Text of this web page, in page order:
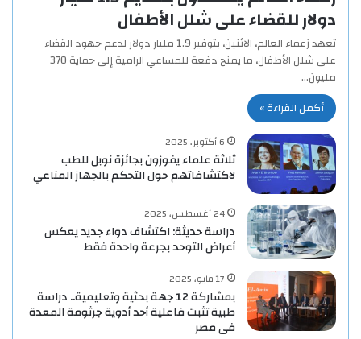
دولار للقضاء على شلل الأطفال
تعهد زعماء العالم، الاثنين، بتوفير 1.9 مليار دولار لدعم جهود القضاء
على شلل الأطفال، ما يمنح دفعة للمساعي الرامية إلى حماية 370
مليون…
أكمل القراءة »
6 أكتوبر، 2025
ثلاثة علماء يفوزون بجائزة نوبل للطب
لاكتشافاتهم حول التحكم بالجهاز المناعي
24 أغسطس، 2025
دراسة حديثة: اكتشاف دواء جديد يعكس
أعراض التوحد بجرعة واحدة فقط
17 مايو، 2025
بمشاركة 12 جهة بحثية وتعليمية.. دراسة
طبية تثبت فاعلية أحد أدوية جرثومة المعدة
فى مصر